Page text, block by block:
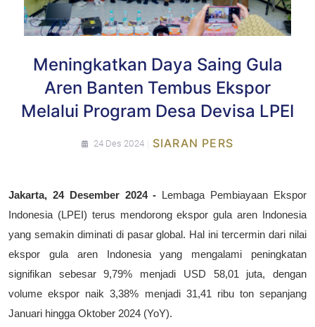
Meningkatkan Daya Saing Gula
Aren Banten Tembus Ekspor
Melalui Program Desa Devisa LPEI
24 Des 2024 SIARAN PERS
Jakarta, 24 Desember 2024 -
Lembaga Pembiayaan Ekspor
Indonesia (LPEI) terus mendorong ekspor gula aren Indonesia
yang semakin diminati di pasar global. Hal ini tercermin dari nilai
ekspor gula aren Indonesia yang mengalami peningkatan
signifikan sebesar 9,79% menjadi USD 58,01 juta, dengan
volume ekspor naik 3,38% menjadi 31,41 ribu ton sepanjang
Januari hingga Oktober 2024 (YoY).